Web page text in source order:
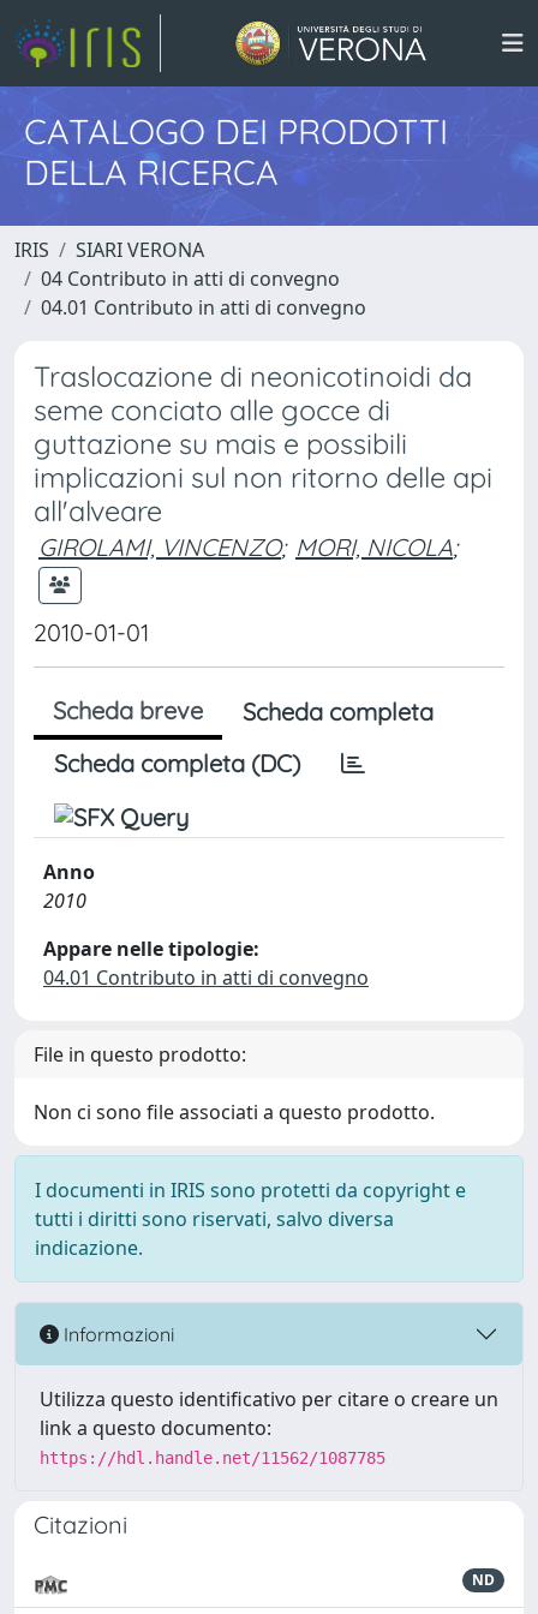
CATALOGO DEI PRODOTTI
DELLA RICERCA
IRIS
SIARI VERONA
04 Contributo in atti di convegno
04.01 Contributo in atti di convegno
Traslocazione di neonicotinoidi da
seme conciato alle gocce di
guttazione su mais e possibili
implicazioni sul non ritorno delle api
all'alveare
GIROLAMI, VINCENZO; MORI, NICOLA;
2010-01-01
Scheda breve
Scheda completa
Scheda completa (DC)
Anno
2010
Appare nelle tipologie:
04.01 Contributo in atti di convegno
File in questo prodotto:
Non ci sono file associati a questo prodotto.
I documenti in IRIS sono protetti da copyright e
tutti i diritti sono riservati, salvo diversa
indicazione.
Informazioni
Utilizza questo identificativo per citare o creare un
link a questo documento:
https://hdl.handle.net/11562/1087785
Citazioni
ND